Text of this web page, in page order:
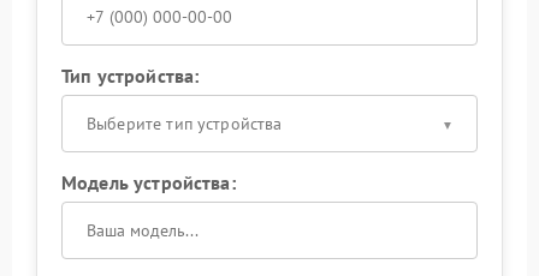
Тип устройства:
Выберите тип устройства
Модель устройства: